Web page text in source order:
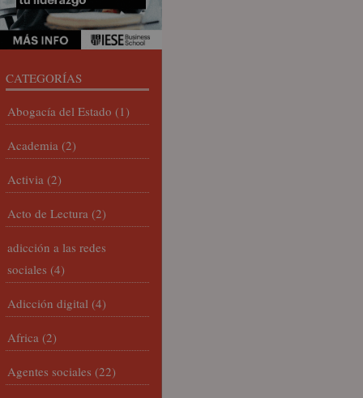
CATEGORÍAS
Abogacía del Estado (1)
Academia (2)
Activia (2)
Acto de Lectura (2)
adicción a las redes
sociales (4)
Adicción digital (4)
Africa (2)
Agentes sociales (22)